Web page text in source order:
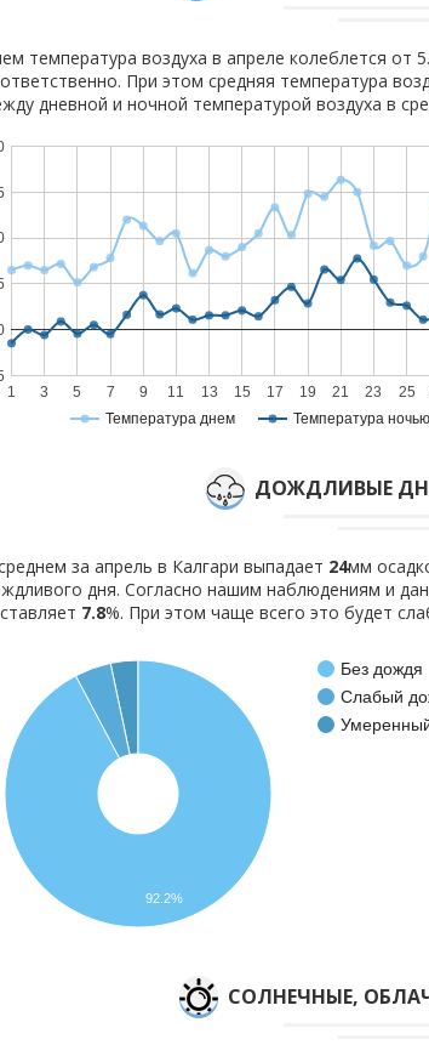
температура воздуха в апреле колеблется от
При этом средняя температура
дневной и ночной температурой воздуха в
Температура днем Температура ночью
1 3 5 7 9 11 13 15 17 19 21 23 25
ДОЖДЛИВЫЕ
за апрель в Калгари выпадает 24мм
дня. Согласно нашим наблюдениям и
7.8%. При этом чаще всего это будет
Без дождя
Слабый
92.2%
CОЛНЕЧНЫЕ,